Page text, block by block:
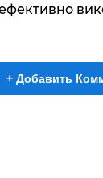
+ Добавить